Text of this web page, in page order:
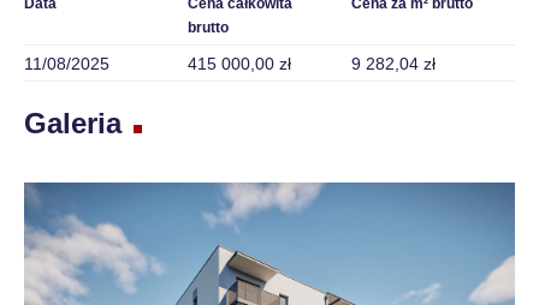
Data
Cena całkowita
brutto
Cena za m² brutto
11/08/2025 415 000,00 zł 9 282,04 zł
Galeria